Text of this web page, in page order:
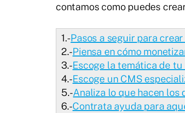
contamos como puedes
1.-Pasos a seguir para
2.-Piensa en cómo
3.-Escoge la temática de
4.-Escoge un CMS
5.-Analiza lo que hacen los
6.-Contrata ayuda para